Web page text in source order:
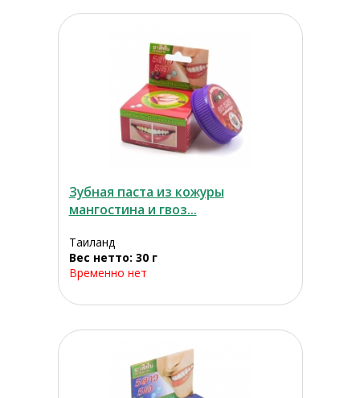
Зубная паста из кожуры
мангостина и гвоз...
Таиланд
Вес нетто: 30 г
Временно нет